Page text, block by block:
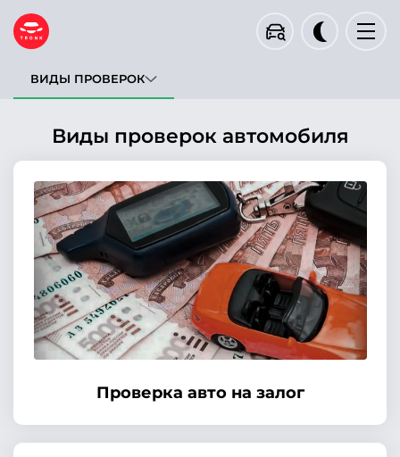
Госномер
Тип запроса будет определен автоматически
Пример проверки
ВИДЫ ПРОВЕРОК
Виды проверок автомобиля
Проверка авто на залог